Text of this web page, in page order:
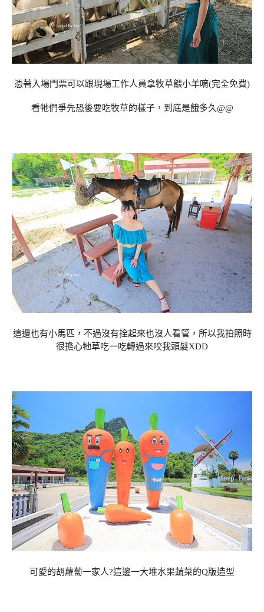
憑著入場門票可以跟現場工作人員拿牧草餵小羊唷(完全免費)
看牠們爭先恐後要吃牧草的樣子，到底是餓多久@@
這邊也有小馬匹，不過沒有拴起來也沒人看管，所以我拍照時
很擔心牠草吃一吃轉過來咬我頭髮XDD
可愛的胡蘿蔔一家人?這邊一大堆水果蔬菜的Q版造型